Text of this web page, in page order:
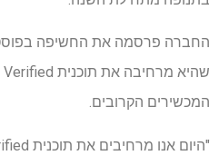
המכשירים הקרובים.